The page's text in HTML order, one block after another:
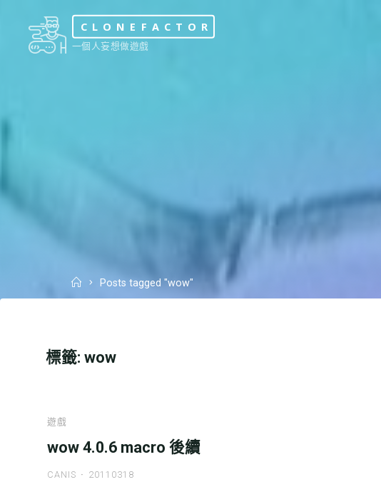
content
CLONEFACTOR
一個人妄想做遊戲
HomePosts tagged "wow"
標籤: wow
遊戲
wow 4.0.6 macro 後續
CANIS 20110318